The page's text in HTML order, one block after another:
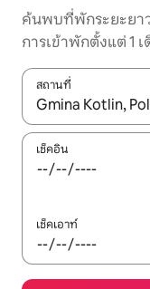
ค้นพบที่พักระยะยา
การเข้าพักตั้งแต่ 1
สถานที่
ใช้ลูกศรขึ้นลง หรือใ
เช็คอิน
เช็คเอาท์